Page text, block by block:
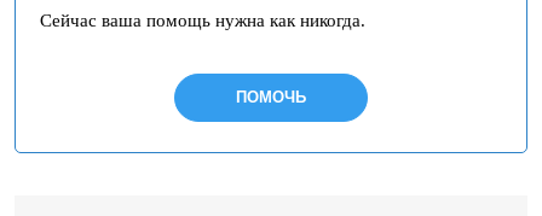
Сейчас ваша помощь нужна как никогда.
ПОМОЧЬ